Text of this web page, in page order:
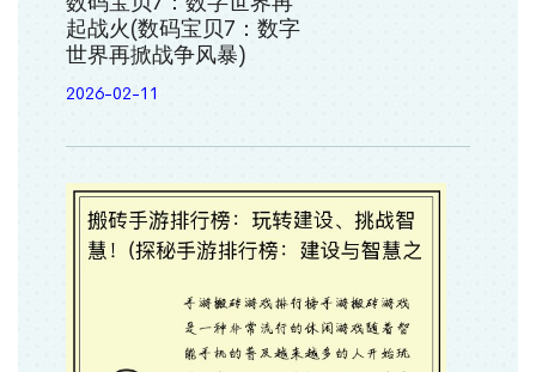
起战火(数码宝贝7：数字
世界再掀战争风暴)
2026-02-11